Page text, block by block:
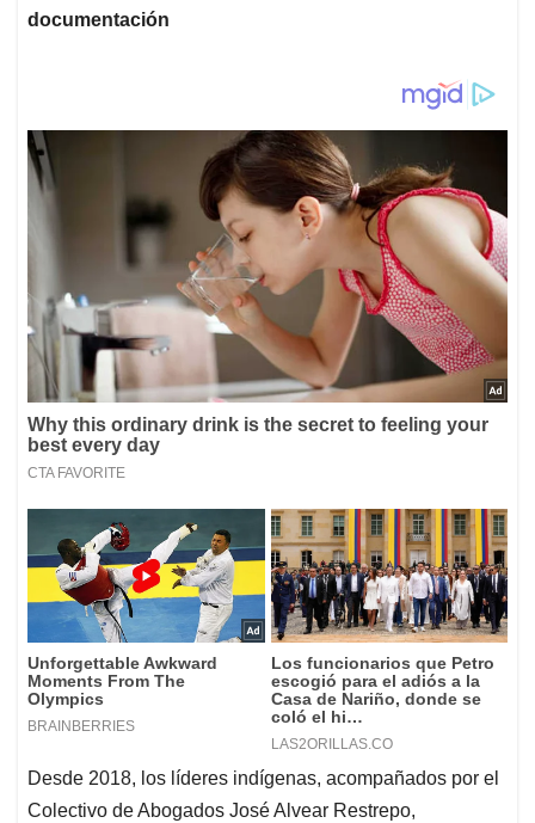
documentación
Desde 2018, los líderes indígenas, acompañados por el
Colectivo de Abogados José Alvear Restrepo,